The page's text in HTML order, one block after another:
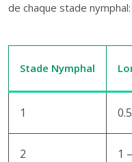
de chaque stade nymphal:
Stade Nymphal
1
2 1